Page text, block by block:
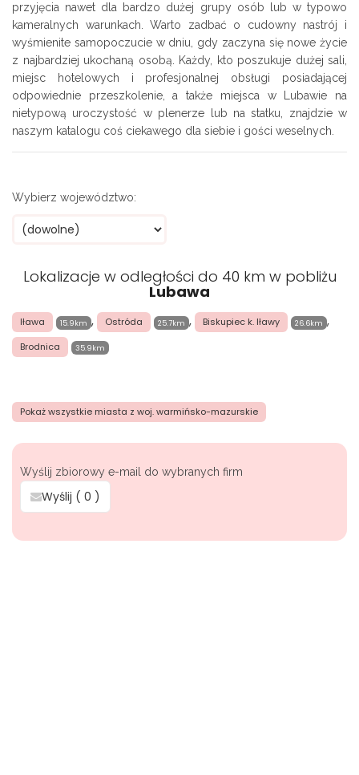
przyjęcia nawet dla bardzo dużej grupy osób lub w typowo
kameralnych warunkach. Warto zadbać o cudowny nastrój i
wyśmienite samopoczucie w dniu, gdy zaczyna się nowe życie
z najbardziej ukochaną osobą. Każdy, kto poszukuje dużej sali,
miejsc hotelowych i profesjonalnej obsługi posiadającej
odpowiednie przeszkolenie, a także miejsca w Lubawie na
nietypową uroczystość w plenerze lub na statku, znajdzie w
naszym katalogu coś ciekawego dla siebie i gości weselnych.
Wybierz województwo:
Lokalizacje w odległości do 40 km w pobliżu
Lubawa
Iława 15.9km , Ostróda 25.7km , Biskupiec k. Iławy 26.6km ,
Brodnica 35.9km
Pokaż wszystkie miasta z woj. warmińsko-mazurskie
Wyślij zbiorowy e-mail do wybranych firm
Wyślij ( 0 )